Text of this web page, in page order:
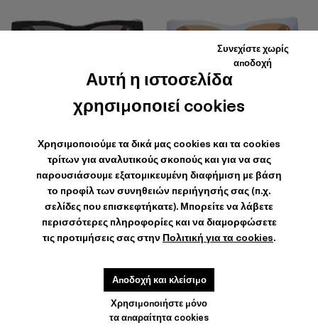
Αυτή η ιστοσελίδα
χρησιμοποιεί cookies
Χρησιμοποιούμε τα δικά μας cookies και τα cookies
τρίτων για αναλυτικούς σκοπούς και για να σας
παρουσιάσουμε εξατομικευμένη διαφήμιση με βάση
το προφίλ των συνηθειών περιήγησής σας (π.χ.
σελίδες που επισκεφτήκατε). Μπορείτε να λάβετε
περισσότερες πληροφορίες και να διαμορφώσετε
τις προτιμήσεις σας στην Πολιτική για τα cookies.
Χρησιμοποιήστε μόνο
τα απαραίτητα cookies
Συνεχίστε χωρίς
αποδοχή
Αποδοχή και κλείσιμο
HIRMU